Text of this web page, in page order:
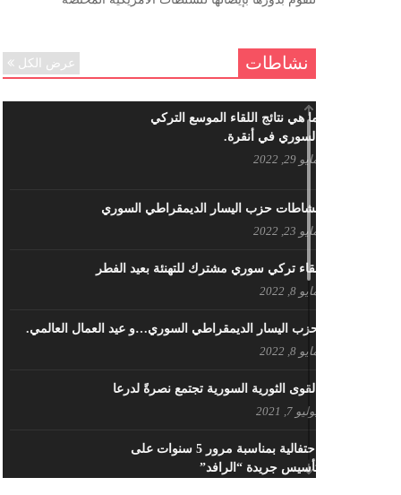
ننساك – خالد الحموري
نشاطات عرض الكل
ما هي نتائج اللقاء الموسع التركي
السوري في أنقرة.
مايو 29, 2022
نشاطات حزب اليسار الديمقراطي السوري
مايو 23, 2022
لقاء تركي سوري مشترك للتهنئة بعيد الفطر
مايو 8, 2022
حزب اليسار الديمقراطي السوري…و عيد العمال العالمي.
مايو 8, 2022
القوى الثورية السورية تجتمع نصرةً لدرعا
يوليو 7, 2021
احتفالية بمناسبة مرور 5 سنوات على
تأسيس جريدة “الرافد”